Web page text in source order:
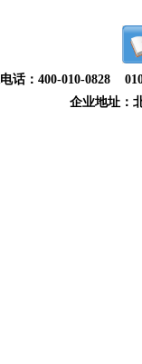
话：400-010-0828
企业地址：